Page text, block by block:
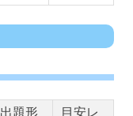
出題形
目安レ